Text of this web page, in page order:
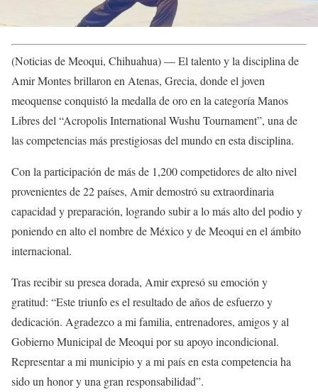
(Noticias de Meoqui, Chihuahua) — El talento y la disciplina de
Amir Montes brillaron en Atenas, Grecia, donde el joven
meoquense conquistó la medalla de oro en la categoría Manos
Libres del “Acropolis International Wushu Tournament”, una de
las competencias más prestigiosas del mundo en esta disciplina.
Con la participación de más de 1,200 competidores de alto nivel
provenientes de 22 países, Amir demostró su extraordinaria
capacidad y preparación, logrando subir a lo más alto del podio y
poniendo en alto el nombre de México y de Meoqui en el ámbito
internacional.
Tras recibir su presea dorada, Amir expresó su emoción y
gratitud: “Este triunfo es el resultado de años de esfuerzo y
dedicación. Agradezco a mi familia, entrenadores, amigos y al
Gobierno Municipal de Meoqui por su apoyo incondicional.
Representar a mi municipio y a mi país en esta competencia ha
sido un honor y una gran responsabilidad”.